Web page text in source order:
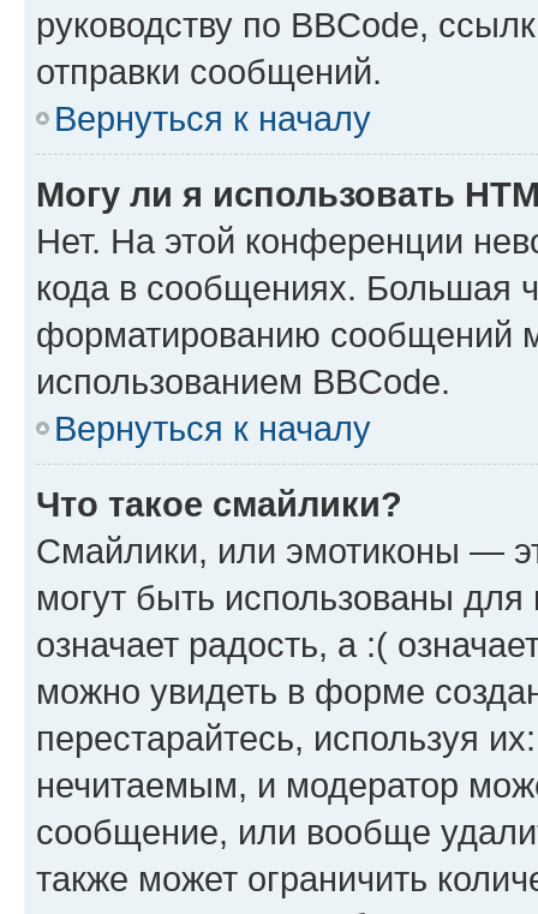
руководству по BBCode,
отправки сообщений.
Вернуться к началу
Могу ли я использовать
Нет. На этой конференции
кода в сообщениях. Большая
форматированию сообщений
использованием BBCode.
Вернуться к началу
Что такое смайлики?
Смайлики, или эмотиконы —
могут быть использованы
означает радость, а :(
можно увидеть в форме
перестарайтесь, используя
нечитаемым, и модератор
сообщение, или вообще
также может ограничить